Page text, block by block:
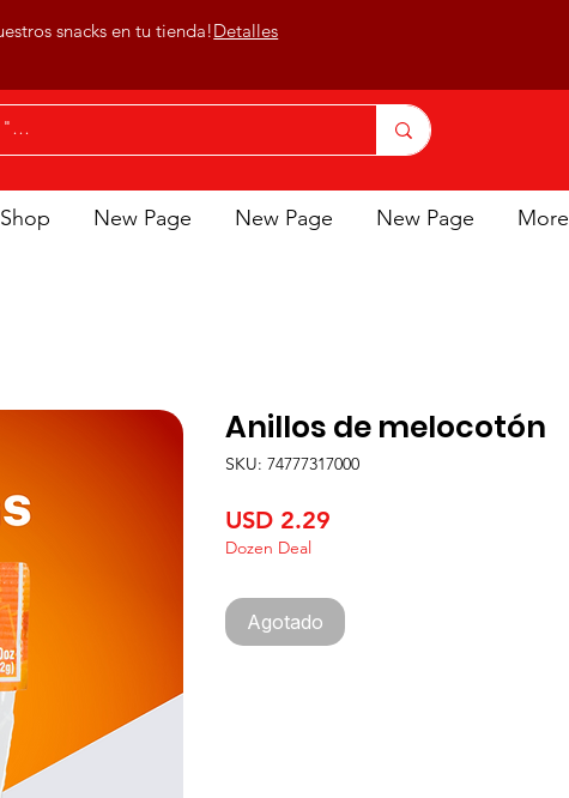
snacks en tu tienda!Detalles
Shop New Page New Page New Page More
Anillos de melocotón
SKU: 74777317000
USD 2.29
Dozen Deal
Agotado